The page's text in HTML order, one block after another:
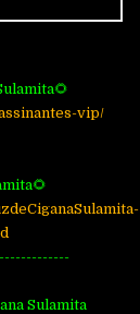
vip/
Sulamita